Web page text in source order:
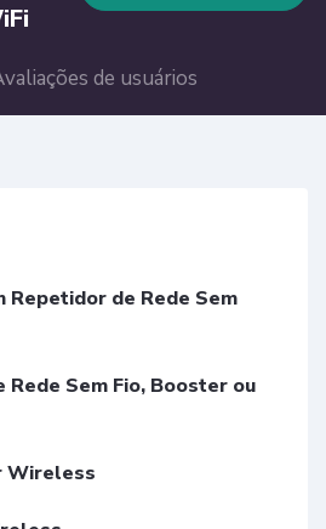
de usuários
Repetidor de Rede Sem
Rede Sem Fio, Booster ou
Wireless